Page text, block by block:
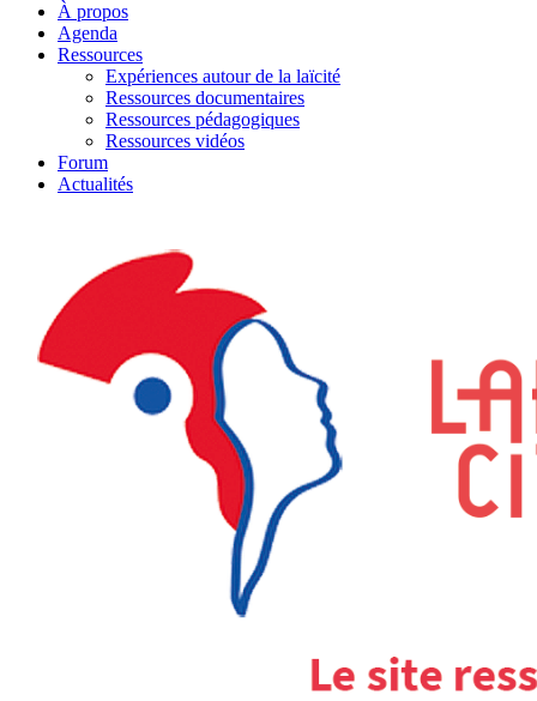
À propos
Agenda
Ressources
Expériences autour de la laïcité
Ressources documentaires
Ressources pédagogiques
Ressources vidéos
Forum
Actualités